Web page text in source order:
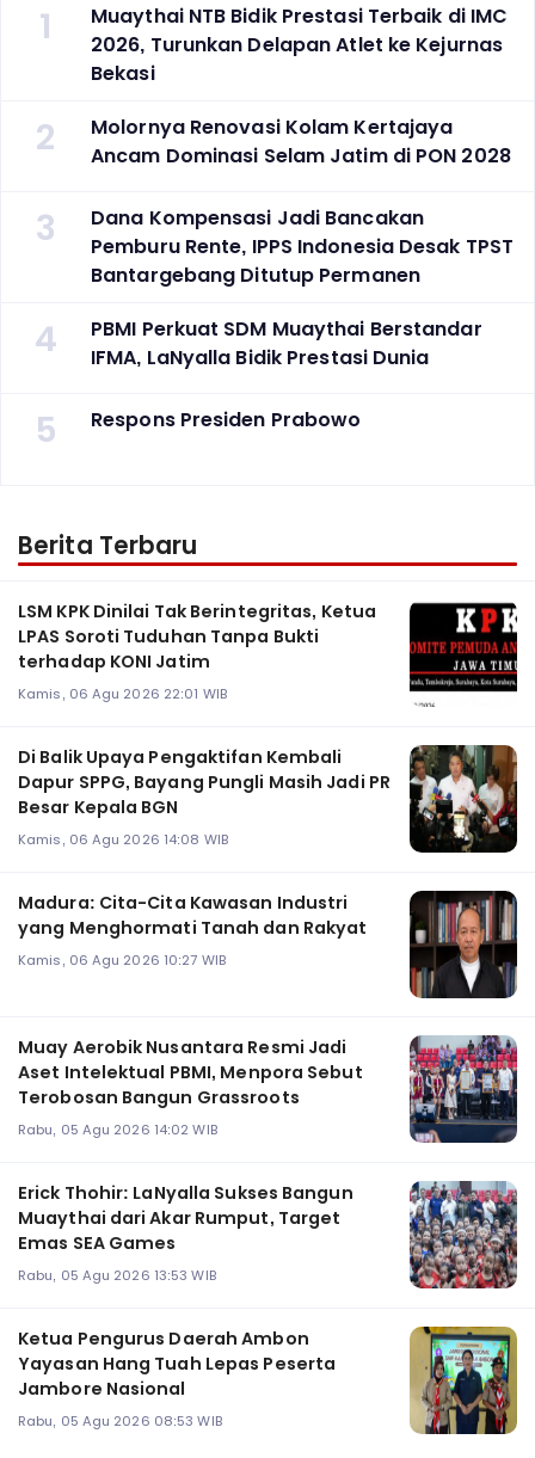
1
Muaythai NTB Bidik Prestasi Terbaik di IMC
2026, Turunkan Delapan Atlet ke Kejurnas
Bekasi
2
Molornya Renovasi Kolam Kertajaya
Ancam Dominasi Selam Jatim di PON 2028
3
Dana Kompensasi Jadi Bancakan
Pemburu Rente, IPPS Indonesia Desak TPST
Bantargebang Ditutup Permanen
4
PBMI Perkuat SDM Muaythai Berstandar
IFMA, LaNyalla Bidik Prestasi Dunia
5 Respons Presiden Prabowo
Berita Terbaru
LSM KPK Dinilai Tak Berintegritas, Ketua
LPAS Soroti Tuduhan Tanpa Bukti
terhadap KONI Jatim
Kamis, 06 Agu 2026 22:01 WIB
Di Balik Upaya Pengaktifan Kembali
Dapur SPPG, Bayang Pungli Masih Jadi PR
Besar Kepala BGN
Kamis, 06 Agu 2026 14:08 WIB
Madura: Cita-Cita Kawasan Industri
yang Menghormati Tanah dan Rakyat
Kamis, 06 Agu 2026 10:27 WIB
Muay Aerobik Nusantara Resmi Jadi
Aset Intelektual PBMI, Menpora Sebut
Terobosan Bangun Grassroots
Rabu, 05 Agu 2026 14:02 WIB
Erick Thohir: LaNyalla Sukses Bangun
Muaythai dari Akar Rumput, Target
Emas SEA Games
Rabu, 05 Agu 2026 13:53 WIB
Ketua Pengurus Daerah Ambon
Yayasan Hang Tuah Lepas Peserta
Jambore Nasional
Rabu, 05 Agu 2026 08:53 WIB